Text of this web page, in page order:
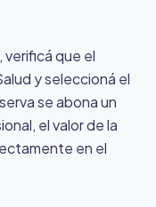
verificá que el
y seleccioná el
se abona un
el valor de la
en el